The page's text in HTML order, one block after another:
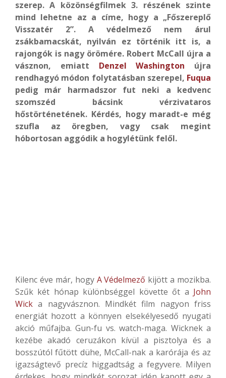
szerep. A közönségfilmek 3. részének szinte
mind lehetne az a címe, hogy a „Főszereplő
Visszatér 2”. A védelmező nem árul
zsákbamacskát, nyilván ez történik itt is, a
rajongók is nagy örömére. Robert McCall újra a
vásznon, emiatt Denzel Washington újra
rendhagyó módon folytatásban szerepel, Fuqua
pedig már harmadszor fut neki a kedvenc
szomszéd bácsink vérzivataros
hőstörténetének. Kérdés, hogy maradt-e még
szufla az öregben, vagy csak megint
hóbortosan aggódik a hogylétünk felől.
Kilenc éve már, hogy A Védelmező kijött a mozikba.
Szűk két hónap különbséggel követte őt a John
Wick a nagyvásznon. Mindkét film nagyon friss
energiát hozott a könnyen elsekélyesedő nyugati
akció műfajba. Gun-fu vs. watch-maga. Wicknek a
kezébe akadó ceruzákon kívül a pisztolya és a
bosszútól fűtött dühe, McCall-nak a karórája és az
igazságtevő precíz higgadtság a fegyvere. Milyen